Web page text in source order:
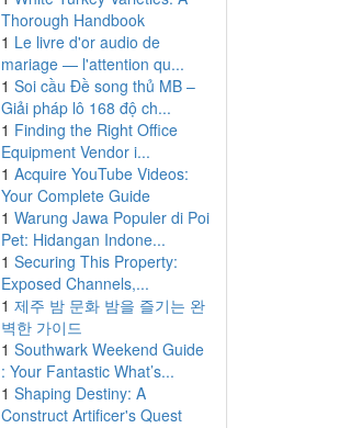
Thorough Handbook
1 Le livre d'or audio de
mariage — l'attention qu...
1 Soi cầu Đề song thủ MB –
Giải pháp lô 168 độ ch...
1 Finding the Right Office
Equipment Vendor i...
1 Acquire YouTube Videos:
Your Complete Guide
1 Warung Jawa Populer di Poi
Pet: Hidangan Indone...
1 Securing This Property:
Exposed Channels,...
1 제주 밤 문화 밤을 즐기는 완
벽한 가이드
1 Southwark Weekend Guide
: Your Fantastic What’s...
1 Shaping Destiny: A
Construct Artificer's Quest